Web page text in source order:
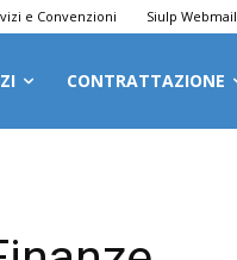
e Convenzioni Siulp Webmail
CONTRATTAZIONE